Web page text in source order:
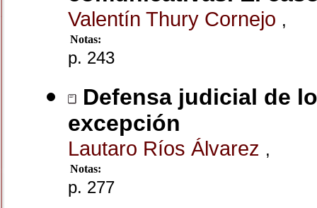
Valentín Thury Cornejo ,
Notas:
p. 243
Defensa judicial de
excepción
Lautaro Ríos Álvarez ,
Notas:
p. 277